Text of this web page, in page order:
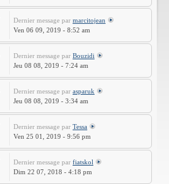
Dernier message par marcitojean
Ven 06 09, 2019 - 8:52 am
Dernier message par Bouzidi
Jeu 08 08, 2019 - 7:24 am
Dernier message par asparuk
Jeu 08 08, 2019 - 3:34 am
Dernier message par Tessa
Ven 25 01, 2019 - 9:56 pm
Dernier message par fiatskol
Dim 22 07, 2018 - 4:18 pm